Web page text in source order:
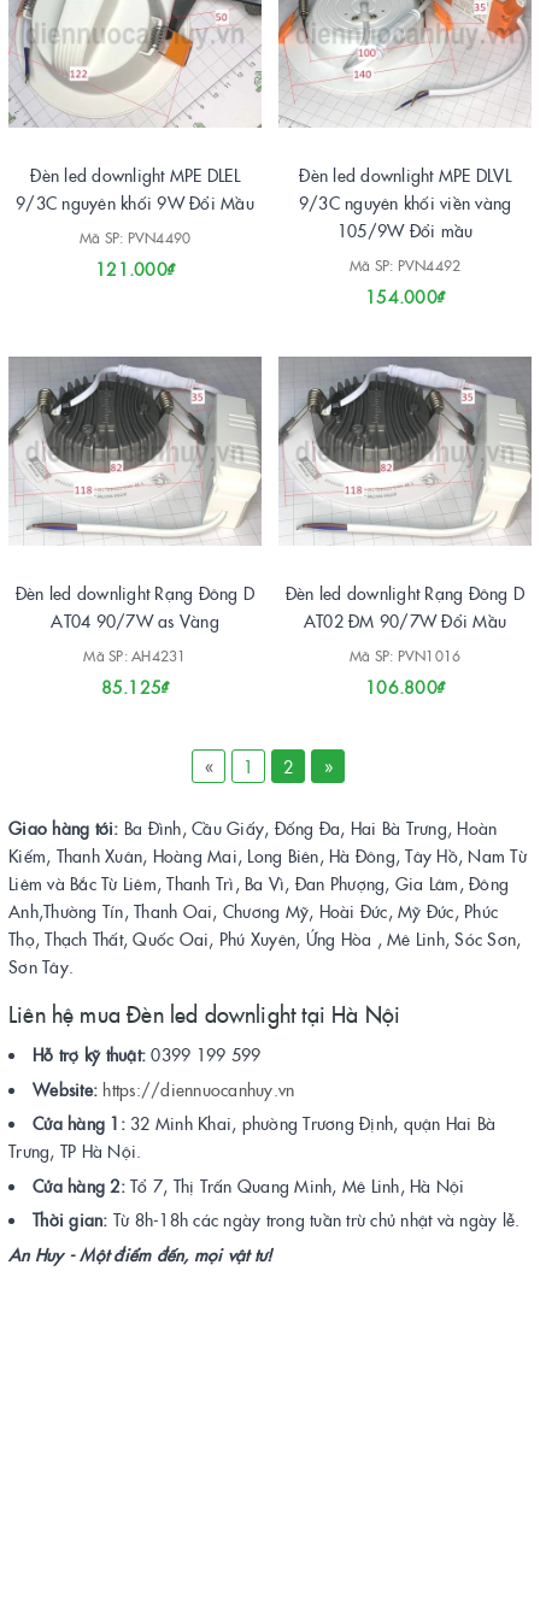
Đèn led downlight MPE DLEL
9/3C nguyên khối 9W Đổi Mầu
Mã SP: PVN4490
121.000₫
Đèn led downlight MPE DLVL
9/3C nguyên khối viền vàng
105/9W Đổi mầu
Mã SP: PVN4492
154.000₫
Đèn led downlight Rạng Đông D
AT04 90/7W as Vàng
Mã SP: AH4231
85.125₫
Đèn led downlight Rạng Đông D
AT02 ĐM 90/7W Đổi Mầu
Mã SP: PVN1016
106.800₫
« 1 2 »
Giao hàng tới: Ba Đình, Cầu Giấy, Đống Đa, Hai Bà Trưng, Hoàn
Kiếm, Thanh Xuân, Hoàng Mai, Long Biên, Hà Đông, Tây Hồ, Nam Từ
Liêm và Bắc Từ Liêm, Thanh Trì, Ba Vì, Đan Phượng, Gia Lâm, Đông
Anh,Thường Tín, Thanh Oai, Chương Mỹ, Hoài Đức, Mỹ Đức, Phúc
Thọ, Thạch Thất, Quốc Oai, Phú Xuyên, Ứng Hòa , Mê Linh, Sóc Sơn,
Sơn Tây.
Liên hệ mua Đèn led downlight tại Hà Nội
Hỗ trợ kỹ thuật: 0399 199 599
Website: https://diennuocanhuy.vn
Cửa hàng 1: 32 Minh Khai, phường Trương Định, quận Hai Bà
Trưng, TP Hà Nội.
Cửa hàng 2: Tổ 7, Thị Trấn Quang Minh, Mê Linh, Hà Nội
Thời gian: Từ 8h-18h các ngày trong tuần trừ chủ nhật và ngày lễ.
An Huy - Một điểm đến, mọi vật tư!